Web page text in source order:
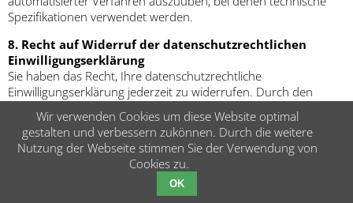
Spezifikationen verwendet werden.
8. Recht auf Widerruf der datenschutzrechtlichen
Einwilligungserklärung
Sie haben das Recht, Ihre datenschutzrechtliche
Einwilligungserklärung jederzeit zu widerrufen. Durch den
Widerruf der Einwilligung wird die Rechtmäßigkeit der aufgrund
der Einwilligung bis zum Widerruf erfolgten Verarbeitung nicht
berührt.
9. Automatisierte Entscheidung im Einzelfall
Sie haben das Recht, nicht einer ausschließlich auf einer
Wir verwenden Cookies um diese Website optimal
gestalten und verbessern zukönnen. Durch die weitere
Nutzung der Webseite stimmen Sie der Verwendung von
Cookies zu.
OK